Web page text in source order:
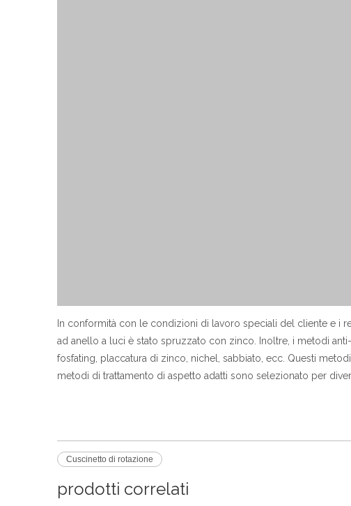
In conformità con le condizioni di lavoro speciali del cliente e i
ad anello a luci è stato spruzzato con zinco. Inoltre, i metodi
fosfating, placcatura di zinco, nichel, sabbiato, ecc. Questi
metodi di trattamento di aspetto adatti sono selezionato per
Cuscinetto di rotazione
prodotti correlati